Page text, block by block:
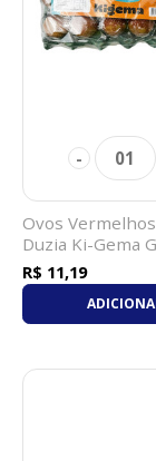
- 01
Ovos Vermelhos
Duzia Ki-Gema
R$ 11,19